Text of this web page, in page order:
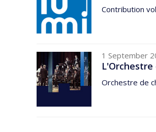
Contribution
1 September
Orchestre de